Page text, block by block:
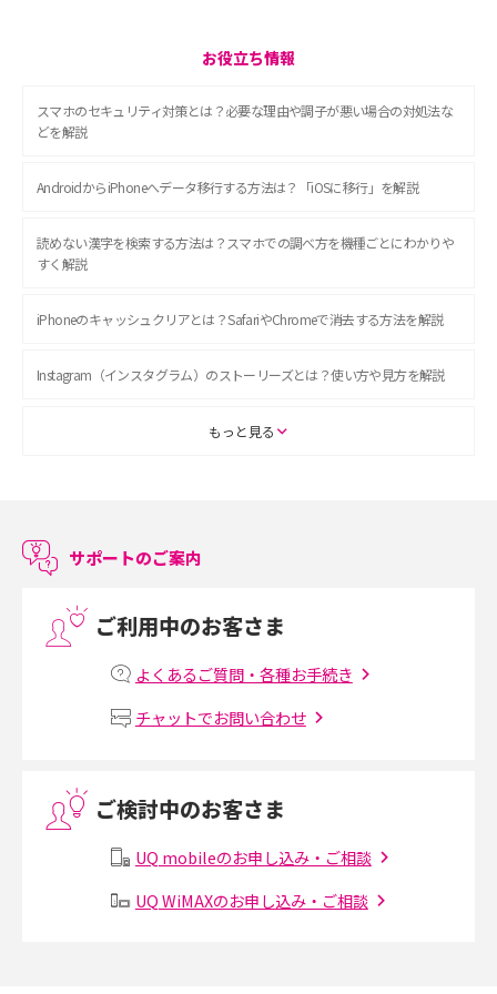
お役立ち情報
スマホのセキュリティ対策とは？必要な理由や調子が悪い場合の対処法な
どを解説
AndroidからiPhoneへデータ移行する方法は？「iOSに移行」を解説
読めない漢字を検索する方法は？スマホでの調べ方を機種ごとにわかりや
すく解説
iPhoneのキャッシュクリアとは？SafariやChromeで消去する方法を解説
Instagram（インスタグラム）のストーリーズとは？使い方や見方を解説
ASMRとは？初心者向けの代表ジャンルや楽しみ方を解説
LINEで友だちを削除する方法は？方法ごとの影響や復活・復元する方法も
プリペイドSIMとは？種類やメリット・デメリット、利用までの流れを解説
Threads（スレッズ）とは？主な機能や登録方法、投稿の仕方を解説
Instagram（インスタグラム）でスクショするとバレる？バレるケースや撮
もっと見る
サポートのご案内
ご利用中のお客さま
よくあるご質問・各種お手続き
チャットでお問い合わせ
ご検討中のお客さま
UQ mobileのお申し込み・ご相談
UQ WiMAXのお申し込み・ご相談